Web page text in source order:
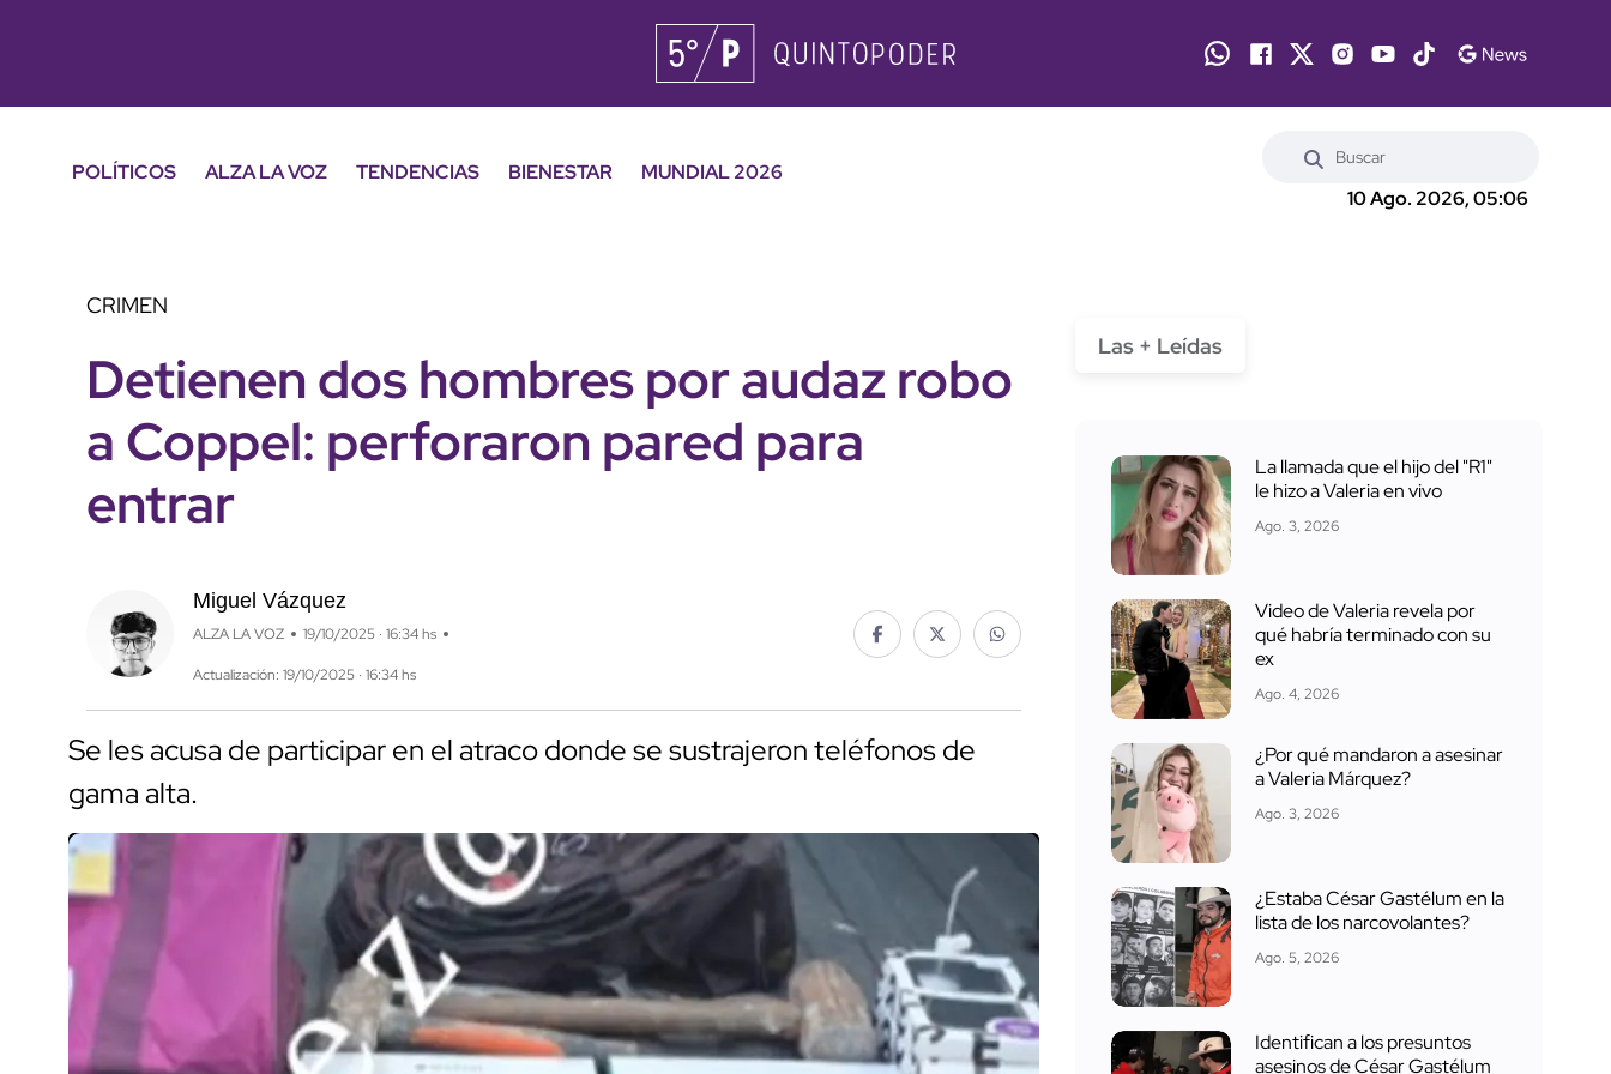
POLÍTICOS ALZA LA VOZ TENDENCIAS BIENESTAR
MUNDIAL 2026
10 Ago. 2026, 05:06
CRIMEN
Detienen dos hombres por audaz robo
a Coppel: perforaron pared para
entrar
Miguel Vázquez
ALZA LA VOZ 19/10/2025 · 16:34 hs
Actualización: 19/10/2025 · 16:34 hs
Se les acusa de participar en el atraco donde se sustrajeron teléfonos de
gama alta.
Las + Leídas
La llamada que el hijo del "R1"
le hizo a Valeria en vivo
Ago. 3, 2026
Video de Valeria revela por
qué habría terminado con su
ex
Ago. 4, 2026
¿Por qué mandaron a asesinar
a Valeria Márquez?
Ago. 3, 2026
¿Estaba César Gastélum en la
lista de los narcovolantes?
Ago. 5, 2026
Identifican a los presuntos
asesinos de César Gastélum